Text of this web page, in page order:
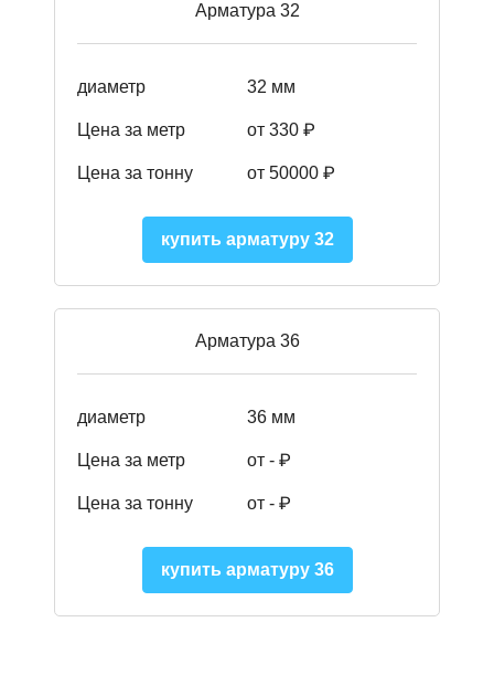
Арматура 32
диаметр 32 мм
Цена за метр от 330 ₽
Цена за тонну от 50000 ₽
купить арматуру 32
Арматура 36
диаметр 36 мм
Цена за метр от - ₽
Цена за тонну от - ₽
купить арматуру 36